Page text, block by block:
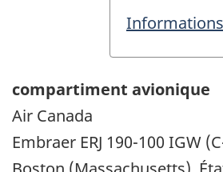
compartiment avionique
Air Canada
Embraer ERJ 190-100 IGW